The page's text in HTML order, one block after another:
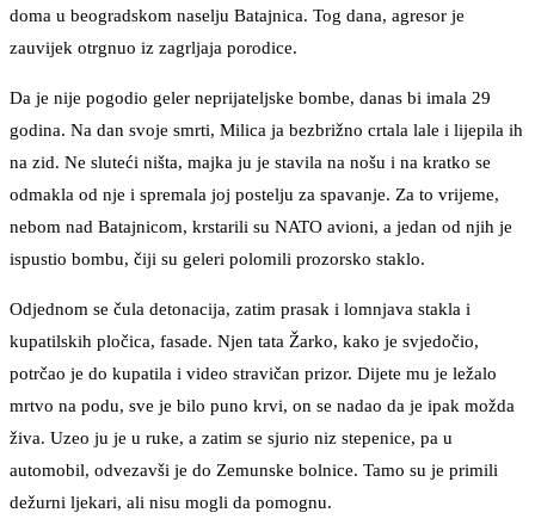
doma u beogradskom naselju Batajnica. Tog dana, agresor je
zauvijek otrgnuo iz zagrljaja porodice.
Da je nije pogodio geler neprijateljske bombe, danas bi imala 29
godina. Na dan svoje smrti, Milica ja bezbrižno crtala lale i lijepila ih
na zid. Ne sluteći ništa, majka ju je stavila na nošu i na kratko se
odmakla od nje i spremala joj postelju za spavanje. Za to vrijeme,
nebom nad Batajnicom, krstarili su NATO avioni, a jedan od njih je
ispustio bombu, čiji su geleri polomili prozorsko staklo.
Odjednom se čula detonacija, zatim prasak i lomnjava stakla i
kupatilskih pločica, fasade. Njen tata Žarko, kako je svjedočio,
potrčao je do kupatila i video stravičan prizor. Dijete mu je ležalo
mrtvo na podu, sve je bilo puno krvi, on se nadao da je ipak možda
živa. Uzeo ju je u ruke, a zatim se sjurio niz stepenice, pa u
automobil, odvezavši je do Zemunske bolnice. Tamo su je primili
dežurni ljekari, ali nisu mogli da pomognu.